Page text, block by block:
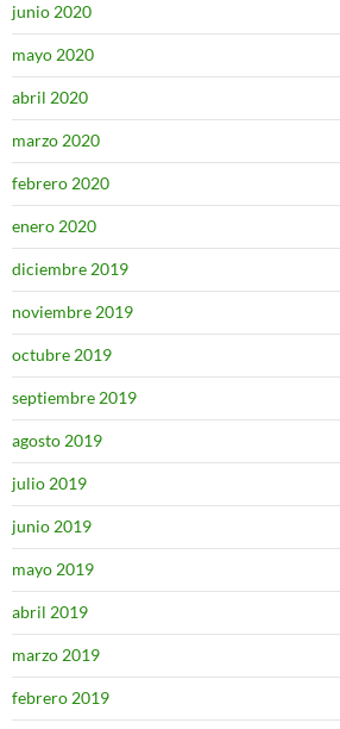
junio 2020
mayo 2020
abril 2020
marzo 2020
febrero 2020
enero 2020
diciembre 2019
noviembre 2019
octubre 2019
septiembre 2019
agosto 2019
julio 2019
junio 2019
mayo 2019
abril 2019
marzo 2019
febrero 2019